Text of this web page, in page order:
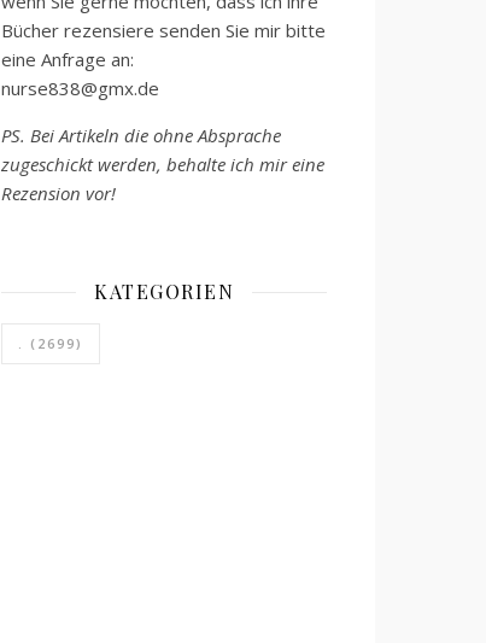
Bücher rezensiere senden Sie mir bitte
eine Anfrage an:
nurse838@gmx.de
PS. Bei Artikeln die ohne Absprache
zugeschickt werden, behalte ich mir eine
Rezension vor!
KATEGORIEN
. (2699)